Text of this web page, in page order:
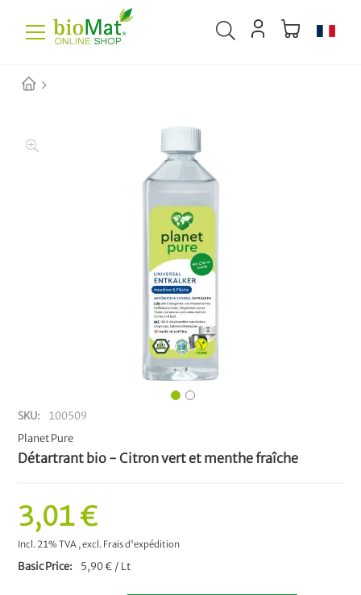
SKU
100509
Planet Pure
Détartrant bio - Citron vert et menthe fraîche
3,01 €
Incl. 21% TVA ,excl. Frais d'expédition
Basic Price 5,90 € / Lt